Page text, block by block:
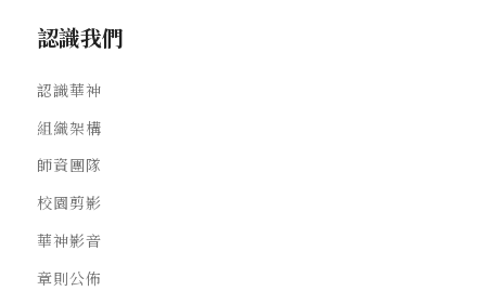
認識我們
認識華神
組織架構
師資團隊
校園剪影
華神影音
章則公佈